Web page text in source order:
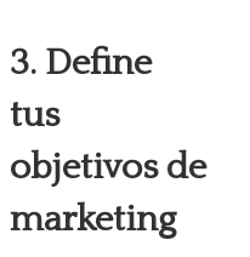
3. Define
tus
objetivos de
marketing